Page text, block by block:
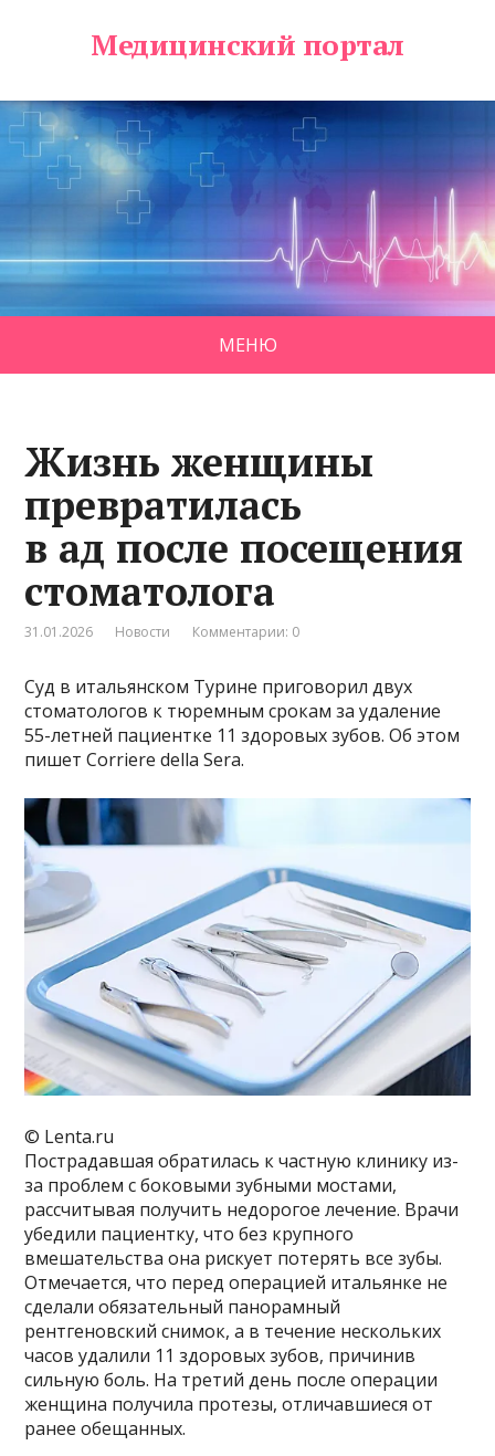
Медицинский портал
МЕНЮ
Жизнь женщины
превратилась
в ад после посещения
стоматолога
31.01.2026 Новости Комментарии: 0
Суд в итальянском Турине приговорил двух
стоматологов к тюремным срокам за удаление
55-летней пациентке 11 здоровых зубов. Об этом
пишет Corriere della Sera.
© Lenta.ru
Пострадавшая обратилась к частную клинику из-
за проблем с боковыми зубными мостами,
рассчитывая получить недорогое лечение. Врачи
убедили пациентку, что без крупного
вмешательства она рискует потерять все зубы.
Отмечается, что перед операцией итальянке не
сделали обязательный панорамный
рентгеновский снимок, а в течение нескольких
часов удалили 11 здоровых зубов, причинив
сильную боль. На третий день после операции
женщина получила протезы, отличавшиеся от
ранее обещанных.